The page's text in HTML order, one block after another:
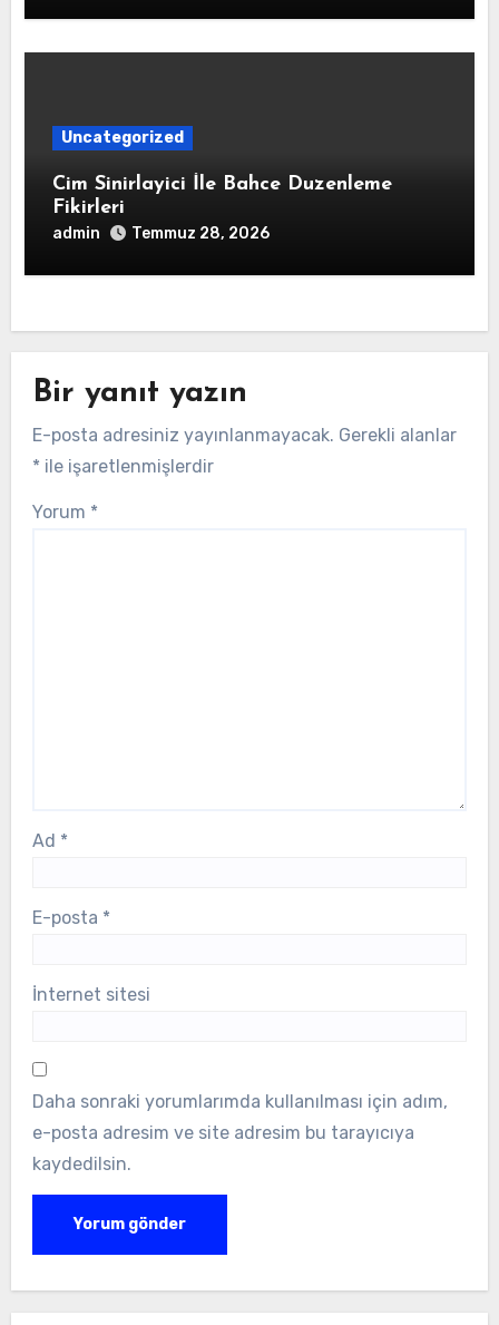
Uncategorized
Cim Sinirlayici İle Bahce Duzenleme
Fikirleri
admin Temmuz 28, 2026
Bir yanıt yazın
E-posta adresiniz yayınlanmayacak. Gerekli alanlar
* ile işaretlenmişlerdir
Yorum *
Ad *
E-posta *
İnternet sitesi
Daha sonraki yorumlarımda kullanılması için adım,
e-posta adresim ve site adresim bu tarayıcıya
kaydedilsin.